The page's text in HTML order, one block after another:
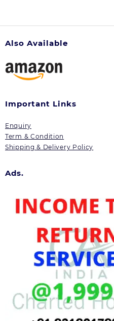
Also Available
Important Links
Enquiry
Term & Condition
Shipping & Delivery Policy
Ads.